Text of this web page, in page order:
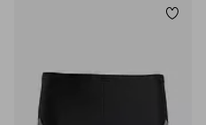
til favoritter